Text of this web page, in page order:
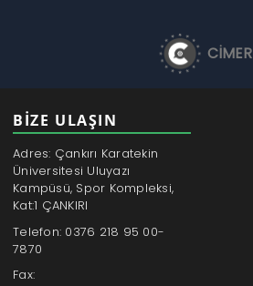
CİMER
BİZE ULAŞIN
Adres: Çankırı Karatekin
Üniversitesi Uluyazı
Kampüsü, Spor Kompleksi,
Kat:1 ÇANKIRI
Telefon: 0376 218 95 00-
7870
Fax: